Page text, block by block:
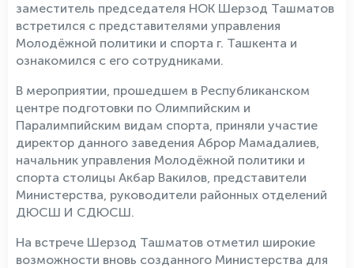
заместитель председателя НОК Шерзод Ташматов
встретился с представителями управления
Молодёжной политики и спорта г. Ташкента и
ознакомился с его сотрудниками.
В мероприятии, прошедшем в Республиканском
центре подготовки по Олимпийским и
Паралимпийским видам спорта, приняли участие
директор данного заведения Аброр Мамадалиев,
начальник управления Молодёжной политики и
спорта столицы Акбар Вакилов, представители
Министерства, руководители районных отделений
ДЮСШ И СДЮСШ.
На встрече Шерзод Ташматов отметил широкие
возможности вновь созданного Министерства для